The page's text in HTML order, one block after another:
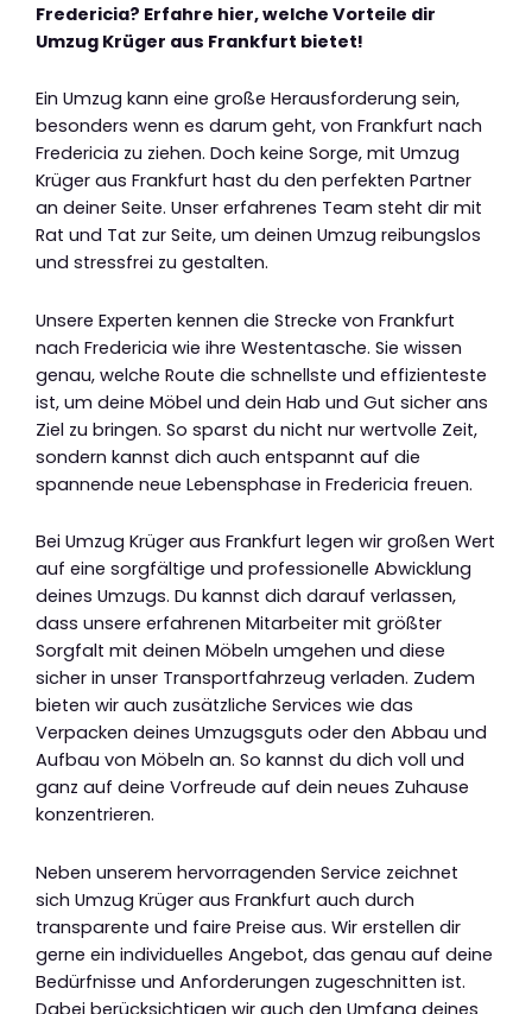
Fredericia? Erfahre hier, welche Vorteile dir
Umzug Krüger aus Frankfurt bietet!
Ein Umzug kann eine große Herausforderung sein,
besonders wenn es darum geht, von Frankfurt nach
Fredericia zu ziehen. Doch keine Sorge, mit Umzug
Krüger aus Frankfurt hast du den perfekten Partner
an deiner Seite. Unser erfahrenes Team steht dir mit
Rat und Tat zur Seite, um deinen Umzug reibungslos
und stressfrei zu gestalten.
Unsere Experten kennen die Strecke von Frankfurt
nach Fredericia wie ihre Westentasche. Sie wissen
genau, welche Route die schnellste und effizienteste
ist, um deine Möbel und dein Hab und Gut sicher ans
Ziel zu bringen. So sparst du nicht nur wertvolle Zeit,
sondern kannst dich auch entspannt auf die
spannende neue Lebensphase in Fredericia freuen.
Bei Umzug Krüger aus Frankfurt legen wir großen Wert
auf eine sorgfältige und professionelle Abwicklung
deines Umzugs. Du kannst dich darauf verlassen,
dass unsere erfahrenen Mitarbeiter mit größter
Sorgfalt mit deinen Möbeln umgehen und diese
sicher in unser Transportfahrzeug verladen. Zudem
bieten wir auch zusätzliche Services wie das
Verpacken deines Umzugsguts oder den Abbau und
Aufbau von Möbeln an. So kannst du dich voll und
ganz auf deine Vorfreude auf dein neues Zuhause
konzentrieren.
Neben unserem hervorragenden Service zeichnet
sich Umzug Krüger aus Frankfurt auch durch
transparente und faire Preise aus. Wir erstellen dir
gerne ein individuelles Angebot, das genau auf deine
Bedürfnisse und Anforderungen zugeschnitten ist.
Dabei berücksichtigen wir auch den Umfang deines